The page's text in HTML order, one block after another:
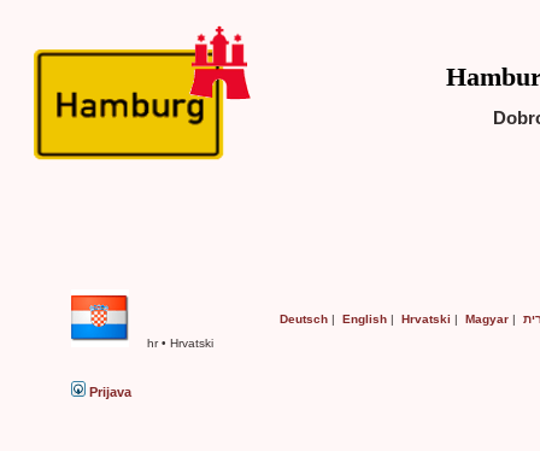
hr • Hrvatski
Deutsch | English | Hrvatski | Magyar |
Prijava